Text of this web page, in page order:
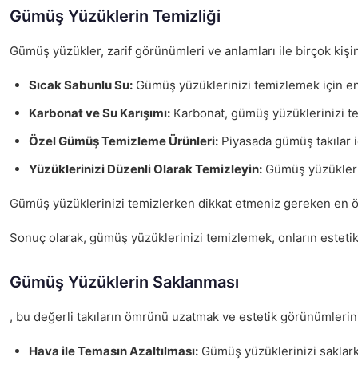
Gümüş Yüzüklerin Temizliği
Gümüş yüzükler, zarif görünümleri ve anlamları ile birçok
Sıcak Sabunlu Su: Gümüş yüzüklerinizi temizlemek için
Karbonat ve Su Karışımı: Karbonat, gümüş yüzüklerinizi
Özel Gümüş Temizleme Ürünleri: Piyasada gümüş
Yüzüklerinizi Düzenli Olarak Temizleyin: Gümüş
Gümüş yüzüklerinizi temizlerken dikkat etmeniz gereken en
Sonuç olarak, gümüş yüzüklerinizi temizlemek, onların
Gümüş Yüzüklerin Saklanması
, bu değerli takıların ömrünü uzatmak ve estetik
Hava ile Temasın Azaltılması: Gümüş yüzüklerinizi